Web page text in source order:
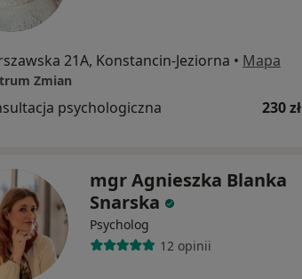
21A, Konstancin-Jeziorna • Mapa
Zmian
psychologiczna 230 zł
mgr Agnieszka Blanka
Snarska
Psycholog
12 opinii